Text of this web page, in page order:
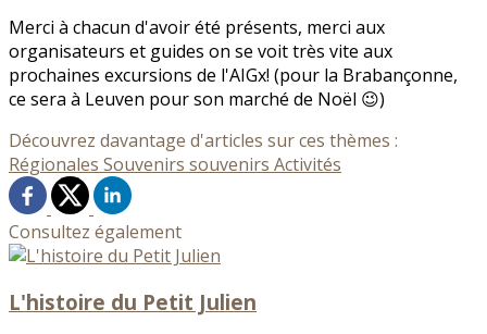
Merci à chacun d'avoir été présents, merci aux
organisateurs et guides on se voit très vite aux
prochaines excursions de l'AIGx! (pour la Brabançonne,
ce sera à Leuven pour son marché de Noël 😉)
Découvrez davantage d'articles sur ces thèmes :
Régionales Souvenirs souvenirs Activités
Consultez également
L'histoire du Petit Julien